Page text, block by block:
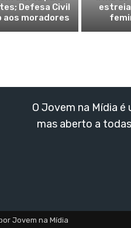
Defesa Civil
aos moradores
estreia
O Jovem na Mídia
mas aberto a
Jovem na Mídia